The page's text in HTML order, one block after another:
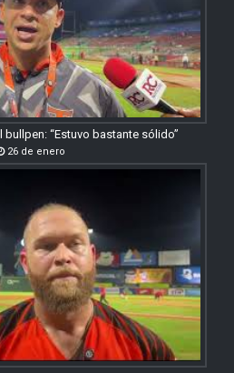
“Estuvo bastante sólido”
26 de enero